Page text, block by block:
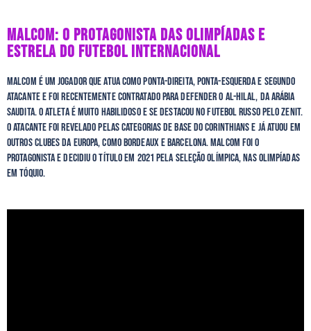
MALCOM: O PROTAGONISTA DAS OLIMPÍADAS E
ESTRELA DO FUTEBOL INTERNACIONAL
Malcom é um jogador que atua como ponta-direita, ponta-esquerda e segundo
atacante e foi recentemente contratado para defender o Al-Hilal, da Arábia
Saudita. O atleta é muito habilidoso e se destacou no futebol russo pelo Zenit.
O atacante foi revelado pelas categorias de base do Corinthians e já atuou em
outros clubes da Europa, como Bordeaux e Barcelona. Malcom foi o
protagonista e decidiu o título em 2021 pela Seleção Olímpica, nas Olimpíadas
em Tóquio.